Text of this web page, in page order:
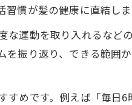
慣が髪の健康に直結しま
運動を取り入れるなど
振り返り、できる範囲
めです。例えば「毎日